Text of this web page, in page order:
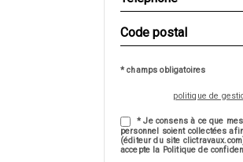
* champs obligatoires
politique de
* Je consens à ce que
personnel soient collectées
(éditeur du site
accepte la Politique de